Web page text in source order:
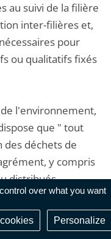
over what you want
Personalize
au suivi de la filière
inter-filières et,
pour
ou qualitatifs fixés
l'environnement,
que " tout
des déchets de
y compris
distribués
en vigueur de
du producteur
du même code,